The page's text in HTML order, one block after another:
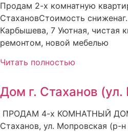
Продам 2-х комнатную
СтахановСтоимость
Карбышева, 7 Уютная, чистая
ремонтом, новой мебелью
Читать полностью
Дом г. Стаханов
ПРОДАМ 4-х КОМНАТНЫЙ ДОМ
Стаханов, ул. Мопровская (р-